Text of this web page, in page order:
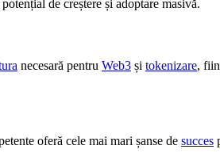
de creștere și adoptare masivă.
necesară pentru Web3 și tokenizare,
oferă cele mai mari șanse de succes